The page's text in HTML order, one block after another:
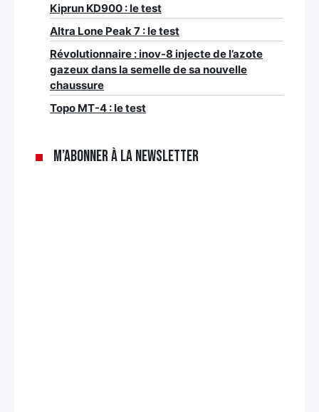
Kiprun KD900 : le test
Altra Lone Peak 7 : le test
Révolutionnaire : inov-8 injecte de l’azote
gazeux dans la semelle de sa nouvelle
chaussure
Topo MT-4 : le test
M’abonner à la newsletter